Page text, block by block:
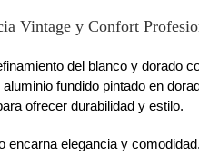
Vintage y Confort
del blanco y dorado
fundido pintado en
ofrecer durabilidad y estilo.
elegancia y